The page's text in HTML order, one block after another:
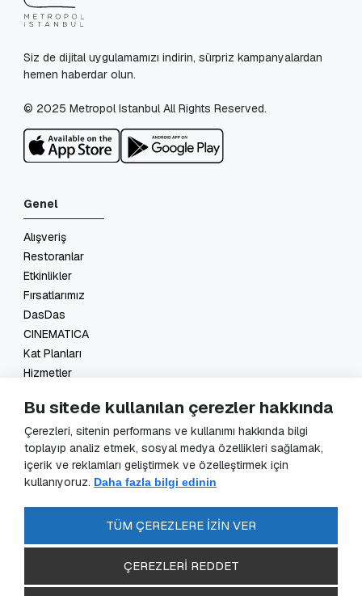
Siz de dijital uygulamamızı indirin, sürpriz kampanyalardan
hemen haberdar olun.
© 2025 Metropol Istanbul All Rights Reserved.
Genel
Alışveriş
Restoranlar
Etkinlikler
Fırsatlarımız
DasDas
CINEMATICA
Kat Planları
Hizmetler
KVKK Başvuru
KVKK Aydınlatma Metni
Veri Sorumlusu Başvuru Formu
Güvenlik Kameraları Aydınlatma Metni
SSS
Bu sitede kullanılan çerezler hakkında
Çerezleri, sitenin performans ve kullanımı hakkında bilgi
toplayıp analiz etmek, sosyal medya özellikleri sağlamak,
içerik ve reklamları geliştirmek ve özelleştirmek için
kullanıyoruz. Daha fazla bilgi edinin
TÜM ÇEREZLERE İZİN VER
ÇEREZLERİ REDDET